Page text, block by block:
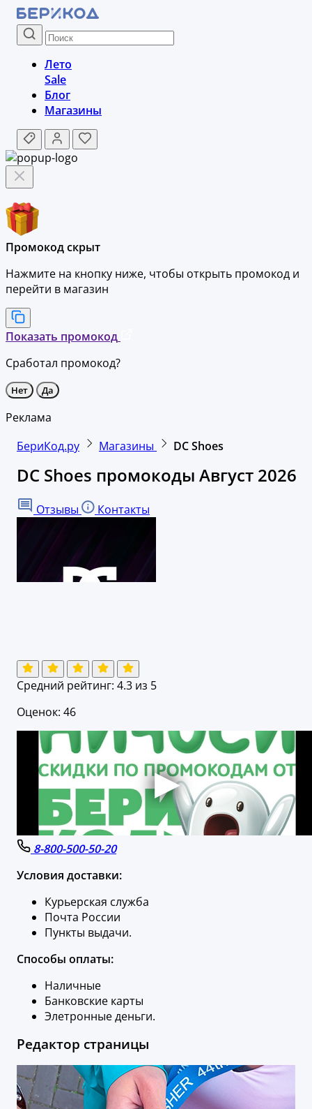
Лето
Sale
Блог
Магазины
Промокод скрыт
Нажмите на кнопку ниже, чтобы открыть промокод и
перейти в магазин
Показать промокод
Сработал промокод?
Нет Да
Реклама
БериКод.ру
Магазины DC Shoes
DC Shoes промокоды Август 2026
Отзывы Контакты
Средний рейтинг: 4.3 из 5
Оценок: 46
8-800-500-50-20
Условия доставки:
Курьерская служба
Почта России
Пункты выдачи.
Способы оплаты:
Наличные
Банковские карты
Элетронные деньги.
Редактор страницы